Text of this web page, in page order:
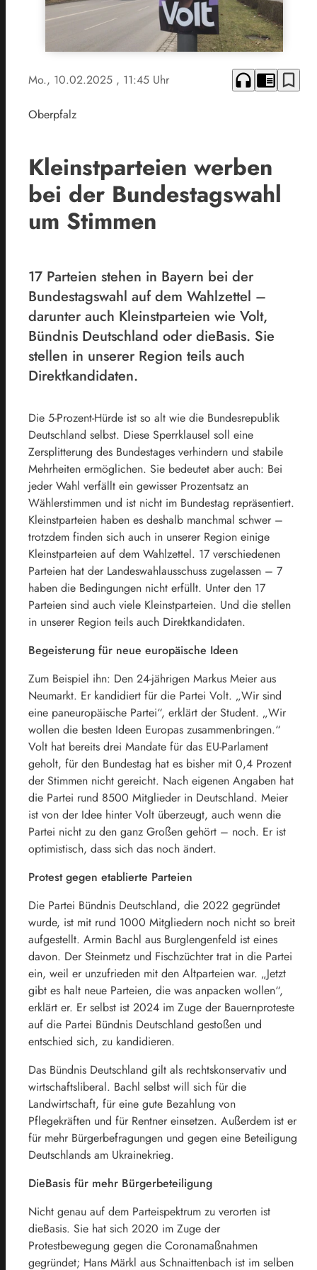
Mo., 10.02.2025 , 11:45 Uhr headphones chrome_reader_mode bookmark_border
Oberpfalz
Kleinstparteien werben
bei der Bundestagswahl
um Stimmen
17 Parteien stehen in Bayern bei der
Bundestagswahl auf dem Wahlzettel –
darunter auch Kleinstparteien wie Volt,
Bündnis Deutschland oder dieBasis. Sie
stellen in unserer Region teils auch
Direktkandidaten.
Die 5-Prozent-Hürde ist so alt wie die Bundesrepublik
Deutschland selbst. Diese Sperrklausel soll eine
Zersplitterung des Bundestages verhindern und stabile
Mehrheiten ermöglichen. Sie bedeutet aber auch: Bei
jeder Wahl verfällt ein gewisser Prozentsatz an
Wählerstimmen und ist nicht im Bundestag repräsentiert.
Kleinstparteien haben es deshalb manchmal schwer –
trotzdem finden sich auch in unserer Region einige
Kleinstparteien auf dem Wahlzettel. 17 verschiedenen
Parteien hat der Landeswahlausschuss zugelassen – 7
haben die Bedingungen nicht erfüllt. Unter den 17
Parteien sind auch viele Kleinstparteien. Und die stellen
in unserer Region teils auch Direktkandidaten.
Begeisterung für neue europäische Ideen
Zum Beispiel ihn: Den 24-jährigen Markus Meier aus
Neumarkt. Er kandidiert für die Partei Volt. „Wir sind
eine paneuropäische Partei“, erklärt der Student. „Wir
wollen die besten Ideen Europas zusammenbringen.“
Volt hat bereits drei Mandate für das EU-Parlament
geholt, für den Bundestag hat es bisher mit 0,4 Prozent
der Stimmen nicht gereicht. Nach eigenen Angaben hat
die Partei rund 8500 Mitglieder in Deutschland. Meier
ist von der Idee hinter Volt überzeugt, auch wenn die
Partei nicht zu den ganz Großen gehört – noch. Er ist
optimistisch, dass sich das noch ändert.
Protest gegen etablierte Parteien
Die Partei Bündnis Deutschland, die 2022 gegründet
wurde, ist mit rund 1000 Mitgliedern noch nicht so breit
aufgestellt. Armin Bachl aus Burglengenfeld ist eines
davon. Der Steinmetz und Fischzüchter trat in die Partei
ein, weil er unzufrieden mit den Altparteien war. „Jetzt
gibt es halt neue Parteien, die was anpacken wollen“,
erklärt er. Er selbst ist 2024 im Zuge der Bauernproteste
auf die Partei Bündnis Deutschland gestoßen und
entschied sich, zu kandidieren.
Das Bündnis Deutschland gilt als rechtskonservativ und
wirtschaftsliberal. Bachl selbst will sich für die
Landwirtschaft, für eine gute Bezahlung von
Pflegekräften und für Rentner einsetzen. Außerdem ist er
für mehr Bürgerbefragungen und gegen eine Beteiligung
Deutschlands am Ukrainekrieg.
DieBasis für mehr Bürgerbeteiligung
Nicht genau auf dem Parteispektrum zu verorten ist
dieBasis. Sie hat sich 2020 im Zuge der
Protestbewegung gegen die Coronamaßnahmen
gegründet; Hans Märkl aus Schnaittenbach ist im selben